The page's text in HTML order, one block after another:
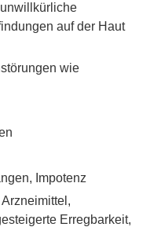
auf der Haut
wie
Impotenz
Erregbarkeit,